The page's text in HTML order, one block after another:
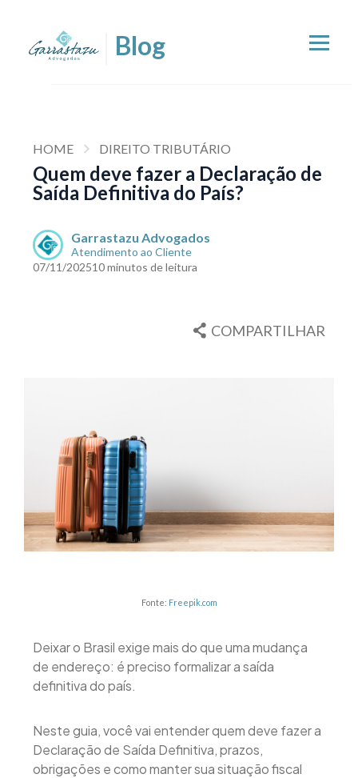
HOME DIREITO TRIBUTÁRIO
Quem deve fazer a Declaração de
Saída Definitiva do País?
Garrastazu Advogados
Atendimento ao Cliente
07/11/202510 minutos de leitura
COMPARTILHAR
Fonte: Freepik.com
Deixar o Brasil exige mais do que uma mudança
de endereço: é preciso formalizar a saída
definitiva do país.
Neste guia, você vai entender quem deve fazer a
Declaração de Saída Definitiva, prazos,
obrigações e como manter sua situação fiscal